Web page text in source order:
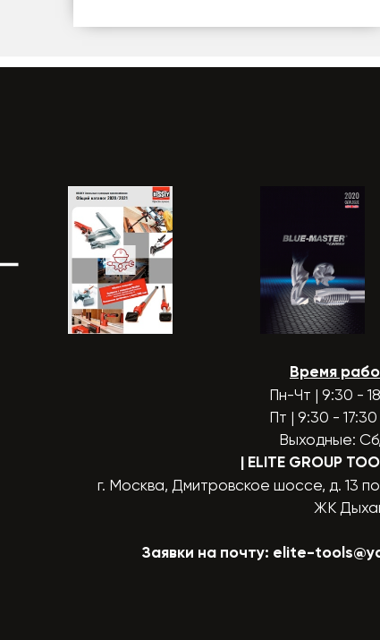
Время
Пн-Чт | 9:30 -
Пт | 9:30 - 17:30
Выходные:
| ELITE GROUP
г. Москва, Дмитровское шоссе, д. 13
ЖК
Заявки на почту: elite-